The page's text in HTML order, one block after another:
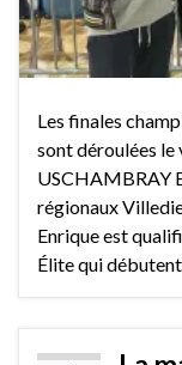
Les finales
sont déroulées le
USCHAMBRAY
régionaux
Enrique est
Élite qui